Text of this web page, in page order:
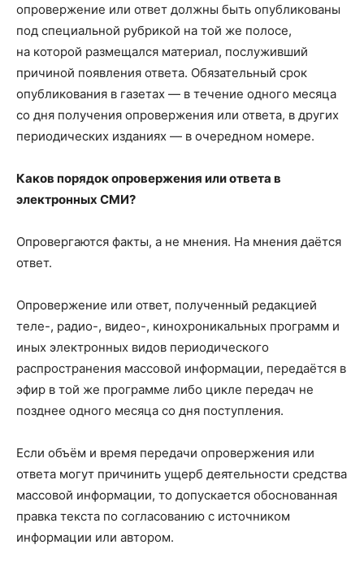
опровержение или ответ должны быть опубликованы
под специальной рубрикой на той же полосе,
на которой размещался материал, послуживший
причиной появления ответа. Обязательный срок
опубликования в газетах — в течение одного месяца
со дня получения опровержения или ответа, в других
периодических изданиях — в очередном номере.
Каков порядок опровержения или ответа в
электронных СМИ?
Опровергаются факты, а не мнения. На мнения даётся
ответ.
Опровержение или ответ, полученный редакцией
теле-, радио-, видео-, кинохроникальных программ и
иных электронных видов периодического
распространения массовой информации, передаётся в
эфир в той же программе либо цикле передач не
позднее одного месяца со дня поступления.
Если объём и время передачи опровержения или
ответа могут причинить ущерб деятельности средства
массовой информации, то допускается обоснованная
правка текста по согласованию с источником
информации или автором.